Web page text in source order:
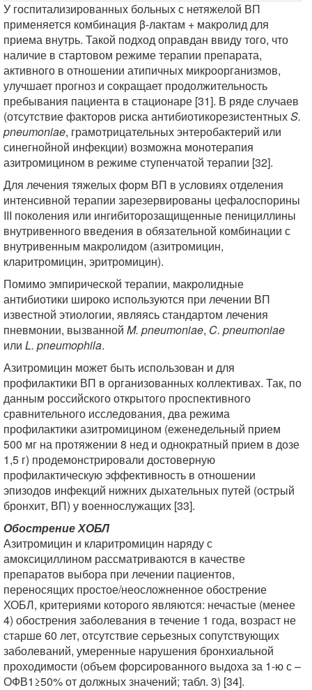
У госпитализированных больных с нетяжелой ВП
применяется комбинация β-лактам + макролид для
приема внутрь. Такой подход оправдан ввиду того, что
наличие в стартовом режиме терапии препарата,
активного в отношении атипичных микроорганизмов,
улучшает прогноз и сокращает продолжительность
пребывания пациента в стационаре [31]. В ряде случаев
(отсутствие факторов риска антибиотикорезистентныхS.
pneumoniae, грамотрицательных энтеробактерий или
синегнойной инфекции) возможна монотерапия
азитромицином в режиме ступенчатой терапии [32].
Для лечения тяжелых форм ВП в условиях отделения
интенсивной терапии зарезервированы цефалоспорины
III поколения или ингибиторозащищенные пенициллины
внутривенного введения в обязательной комбинации с
внутривенным макролидом (азитромицин,
кларитромицин, эритромицин).
Помимо эмпирической терапии, макролидные
антибиотики широко используются при лечении ВП
известной этиологии, являясь стандартом лечения
пневмонии, вызванной M. pneumoniae, C. pneumoniae
или L. pneumophila.
Азитромицин может быть использован и для
профилактики ВП в организованных коллективах. Так, по
данным российского открытого проспективного
сравнительного исследования, два режима
профилактики азитромицином (еженедельный прием
500 мг на протяжении 8 нед и однократный прием в дозе
1,5 г) продемонстрировали достоверную
профилактическую эффективность в отношении
эпизодов инфекций нижних дыхательных путей (острый
бронхит, ВП) у военнослужащих [33].
Обострение ХОБЛ
Азитромицин и кларитромицин наряду с
амоксициллином рассматриваются в качестве
препаратов выбора при лечении пациентов,
переносящих простое/неосложненное обострение
ХОБЛ, критериями которого являются: нечастые (менее
4) обострения заболевания в течение 1 года, возраст не
старше 60 лет, отсутствие серьезных сопутствующих
заболеваний, умеренные нарушения бронхиальной
проходимости (объем форсированного выдоха за 1-ю с –
ОФВ1≥50% от должных значений; табл. 3) [34].